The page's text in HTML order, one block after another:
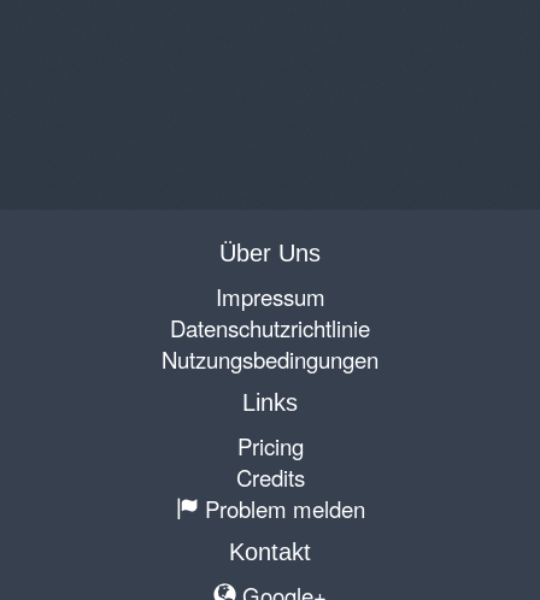
Über Uns
Impressum
Datenschutzrichtlinie
Nutzungsbedingungen
Links
Pricing
Credits
Problem melden
Kontakt